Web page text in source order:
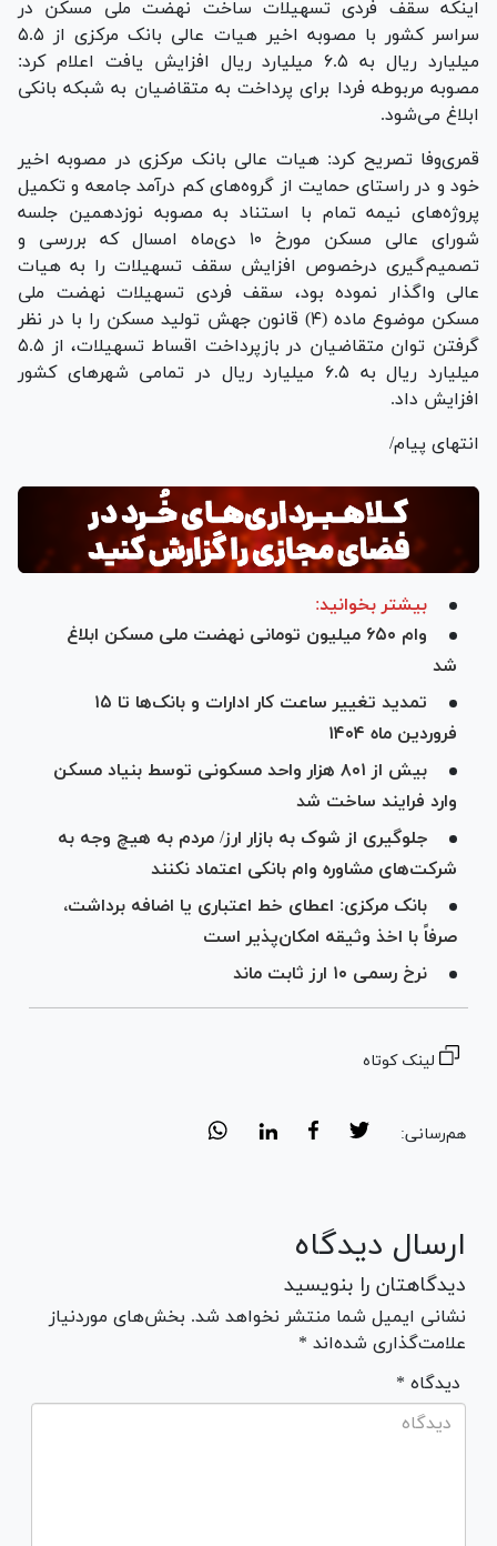
اینکه سقف فردی تسهیلات ساخت نهضت ملی مسکن در
سراسر کشور با مصوبه اخیر هیات عالی بانک مرکزی از ۵.۵
میلیارد ریال به ۶.۵ میلیارد ریال افزایش یافت اعلام کرد:
مصوبه مربوطه فردا برای پرداخت به متقاضیان به شبکه بانکی
ابلاغ می‌شود.
قمری‌وفا تصریح کرد: هیات عالی بانک مرکزی در مصوبه اخیر
خود و در راستای حمایت از گروه‌های کم درآمد جامعه و تکمیل
پروژه‌های نیمه تمام با استناد به مصوبه نوزدهمین جلسه
شورای عالی مسکن مورخ ۱۰ دی‌ماه امسال که بررسی و
تصمیم‌گیری درخصوص افزایش سقف تسهیلات را به هیات
عالی واگذار نموده بود، سقف فردی تسهیلات نهضت ملی
مسکن موضوع ماده (۴) قانون جهش تولید مسکن را با در نظر
گرفتن توان متقاضیان در بازپرداخت اقساط تسهیلات، از ۵.۵
میلیارد ریال به ۶.۵ میلیارد ریال در تمامی شهر‌های کشور
افزایش داد.
انتهای پیام/
بیشتر بخوانید:
وام ۶۵۰ میلیون تومانی نهضت ملی مسکن ابلاغ
شد
تمدید تغییر ساعت کار ادارات و بانک‌ها تا ۱۵
فروردین ماه ۱۴۰۴
بیش از ۸۰۱ هزار واحد مسکونی توسط بنیاد مسکن
وارد فرایند ساخت شد
جلوگیری از شوک به بازار ارز/ مردم به هیچ وجه به
شرکت‌های مشاوره وام بانکی اعتماد نکنند
بانک مرکزی: اعطای خط اعتباری یا اضافه برداشت،
صرفاً با اخذ وثیقه امکان‌پذیر است
نرخ رسمی ۱۰ ارز ثابت ماند
لینک کوتاه
هم‌رسانی:
ارسال دیدگاه
دیدگاهتان را بنویسید
نشانی ایمیل شما منتشر نخواهد شد. بخش‌های موردنیاز
علامت‌گذاری شده‌اند *
* دیدگاه